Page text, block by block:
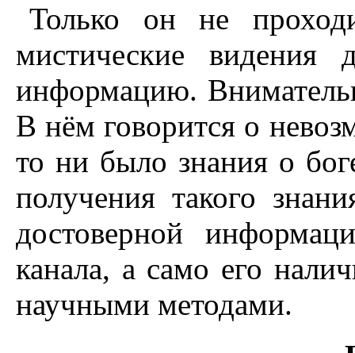
Только он не
мистические
информацию.
В нём говорится о
то ни было знания о
получения такого
достоверной
канала, а само его
научными методами.